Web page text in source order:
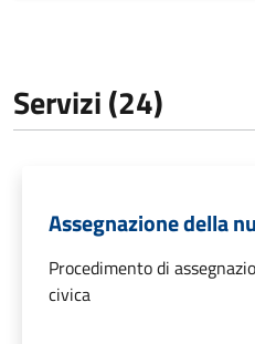
Servizi (24)
Assegnazione della
Procedimento di
civica